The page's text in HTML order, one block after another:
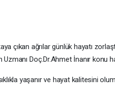
çıkan ağrılar günlük hayatı
Doç.Dr.Ahmet İnanır konu
yaşanır ve hayat kalitesini